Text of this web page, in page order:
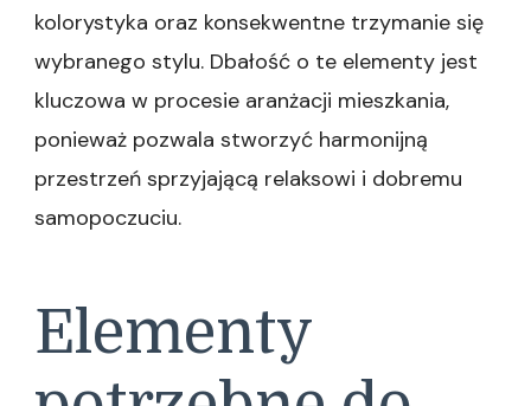
kolorystyka oraz konsekwentne trzymanie się
wybranego stylu. Dbałość o te elementy jest
kluczowa w procesie aranżacji mieszkania,
ponieważ pozwala stworzyć harmonijną
przestrzeń sprzyjającą relaksowi i dobremu
samopoczuciu.
Elementy